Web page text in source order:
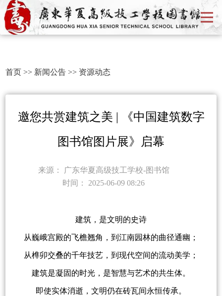
首页>> 新闻公告>> 资源动态
邀您共赏建筑之美 | 《中国建筑数字
图书馆图片展》启幕
来源：
广东华夏高级技工学校-图书馆
时间： 2025-06-09 08:26
建筑，是文明的史诗
从巍峨宫殿的飞檐翘角，到江南园林的曲径通幽；
从榫卯交叠的千年技艺，到现代空间的流动美学；
建筑是凝固的时光，是智慧与艺术的共生体。
即使实体消逝，文明仍在砖瓦间永恒传承。